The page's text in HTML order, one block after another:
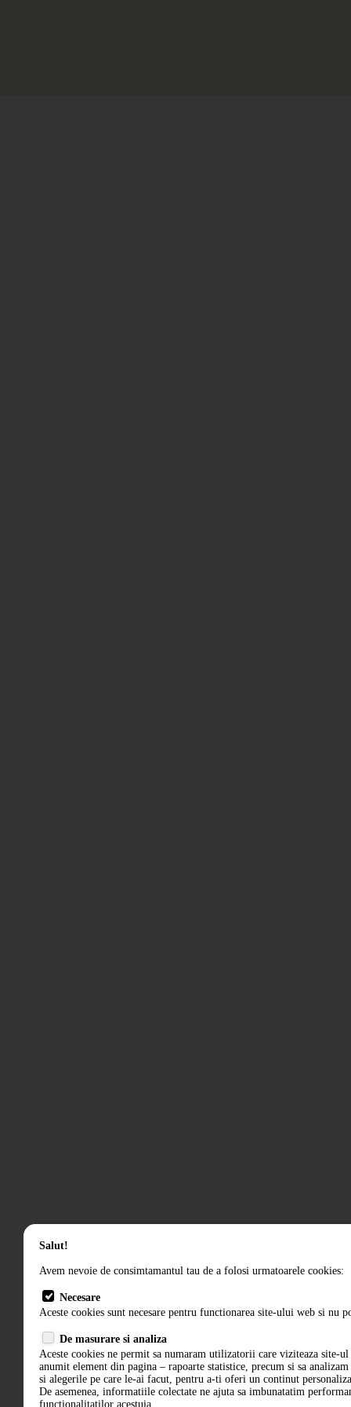
Salut!
Avem nevoie de consimtamantul tau de a folosi urmatoarele cookies:
Necesare
Aceste cookies sunt necesare pentru functionarea site-ului web si nu
De masurare si analiza
Aceste cookies ne permit sa numaram utilizatorii care viziteaza site-ul
anumit element din pagina – rapoarte statistice, precum si sa
si alegerile pe care le-ai facut, pentru a-ti oferi un continut
De asemenea, informatiile colectate ne ajuta sa imbunatatim
functionalitatilor acestuia.